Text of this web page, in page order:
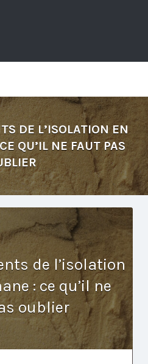
NATIONALE
DE L’ISOLATION EN
QU’IL NE FAUT PAS
de l’isolation
: ce qu’il ne
oublier